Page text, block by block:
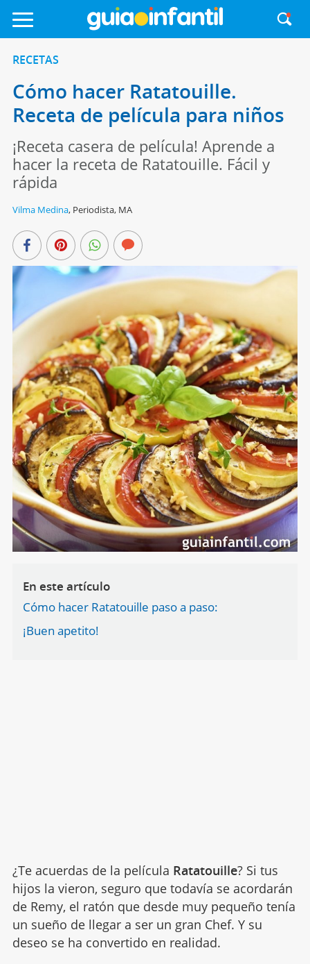
RECETAS
Cómo hacer Ratatouille.
Receta de película para niños
¡Receta casera de película! Aprende a
hacer la receta de Ratatouille. Fácil y
rápida
Vilma Medina, Periodista, MA
En este artículo
Cómo hacer Ratatouille paso a paso:
¡Buen apetito!
¿Te acuerdas de la película Ratatouille? Si tus
hijos la vieron, seguro que todavía se acordarán
de Remy, el ratón que desde muy pequeño tenía
un sueño de llegar a ser un gran Chef. Y su
deseo se ha convertido en realidad.